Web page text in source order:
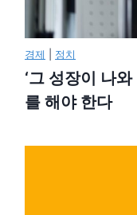
경제 정치
‘그 성장이 나
를 해야 한다